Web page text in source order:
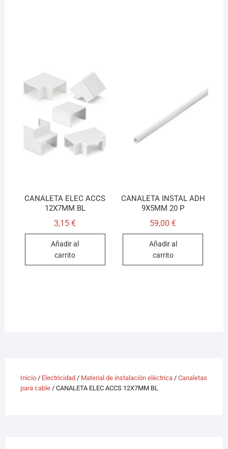
CANALETA ELEC ACCS
12X7MM BL
3,15€
Añadir al
carrito
CANALETA INSTAL ADH
9X5MM 20 P
59,00€
Añadir al
carrito
Inicio/ Electricidad / Material de instalación eléctrica/ Canaletas
para cable/ CANALETA ELEC ACCS 12X7MM BL